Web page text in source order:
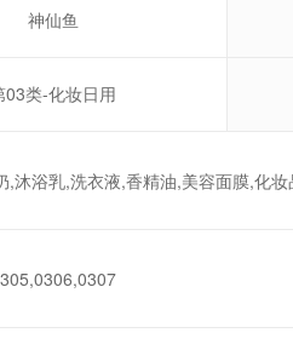
神仙鱼
03类-化妆日用
,沐浴乳,洗衣液,香精油,美容面膜,化